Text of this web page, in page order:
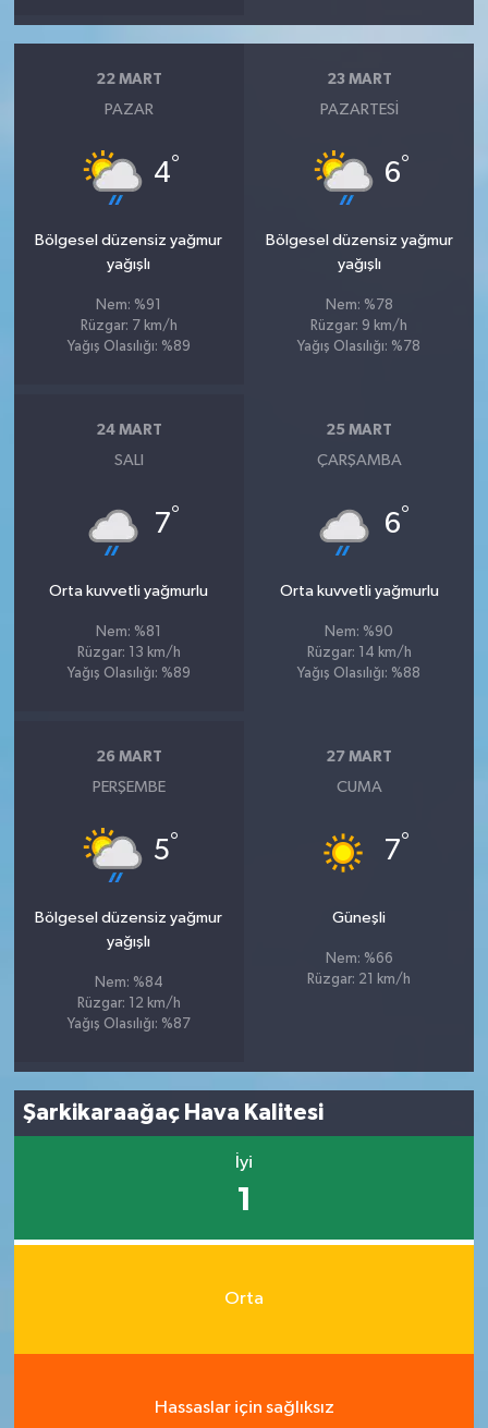
22 MART
PAZAR
4°
Bölgesel düzensiz yağmur
yağışlı
Nem: %91
Rüzgar: 7 km/h
Yağış Olasılığı: %89
23 MART
PAZARTESI
6°
Bölgesel düzensiz yağmur
yağışlı
Nem: %78
Rüzgar: 9 km/h
Yağış Olasılığı: %78
24 MART
SALI
7°
Orta kuvvetli yağmurlu
Nem: %81
Rüzgar: 13 km/h
Yağış Olasılığı: %89
25 MART
ÇARŞAMBA
6°
Orta kuvvetli yağmurlu
Nem: %90
Rüzgar: 14 km/h
Yağış Olasılığı: %88
26 MART
PERŞEMBE
5°
Bölgesel düzensiz yağmur
yağışlı
Nem: %84
Rüzgar: 12 km/h
Yağış Olasılığı: %87
27 MART
CUMA
7°
Güneşli
Nem: %66
Rüzgar: 21 km/h
Şarkikaraağaç Hava Kalitesi
İyi
1
Orta
Hassaslar için sağlıksız